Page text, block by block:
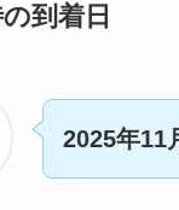
到着日
2025年11